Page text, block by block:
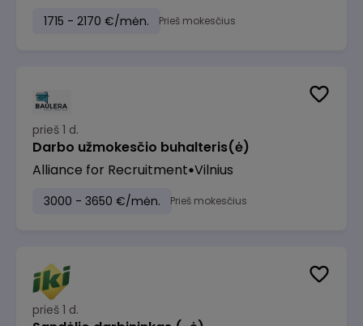
1715 - 2170 €/mėn. Prieš mokesčius
prieš 1 d.
Darbo užmokesčio buhalteris(ė)
Alliance for Recruitment Vilnius
3000 - 3650 €/mėn. Prieš mokesčius
prieš 1 d.